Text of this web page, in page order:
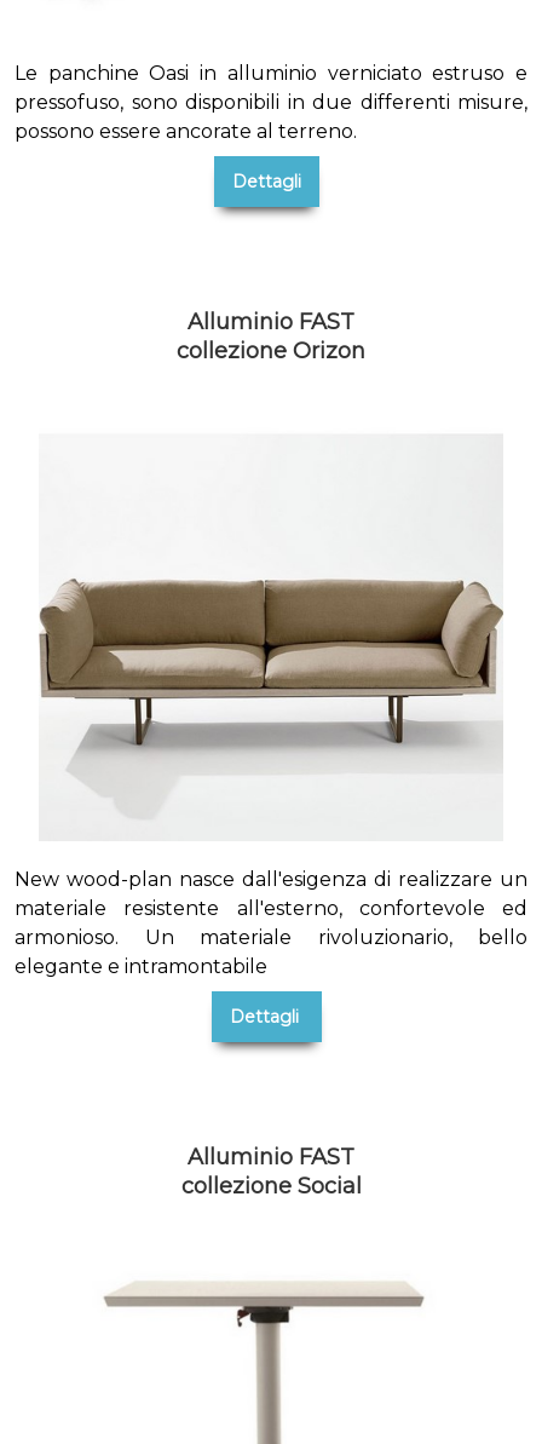
Le panchine Oasi in alluminio verniciato estruso e
pressofuso, sono disponibili in due differenti misure,
possono essere ancorate al terreno.
Dettagli
Alluminio FAST
collezione Orizon
New wood-plan nasce dall'esigenza di realizzare un
materiale resistente all'esterno, confortevole ed
armonioso. Un materiale rivoluzionario, bello
elegante e intramontabile
Dettagli
Alluminio FAST
collezione Social